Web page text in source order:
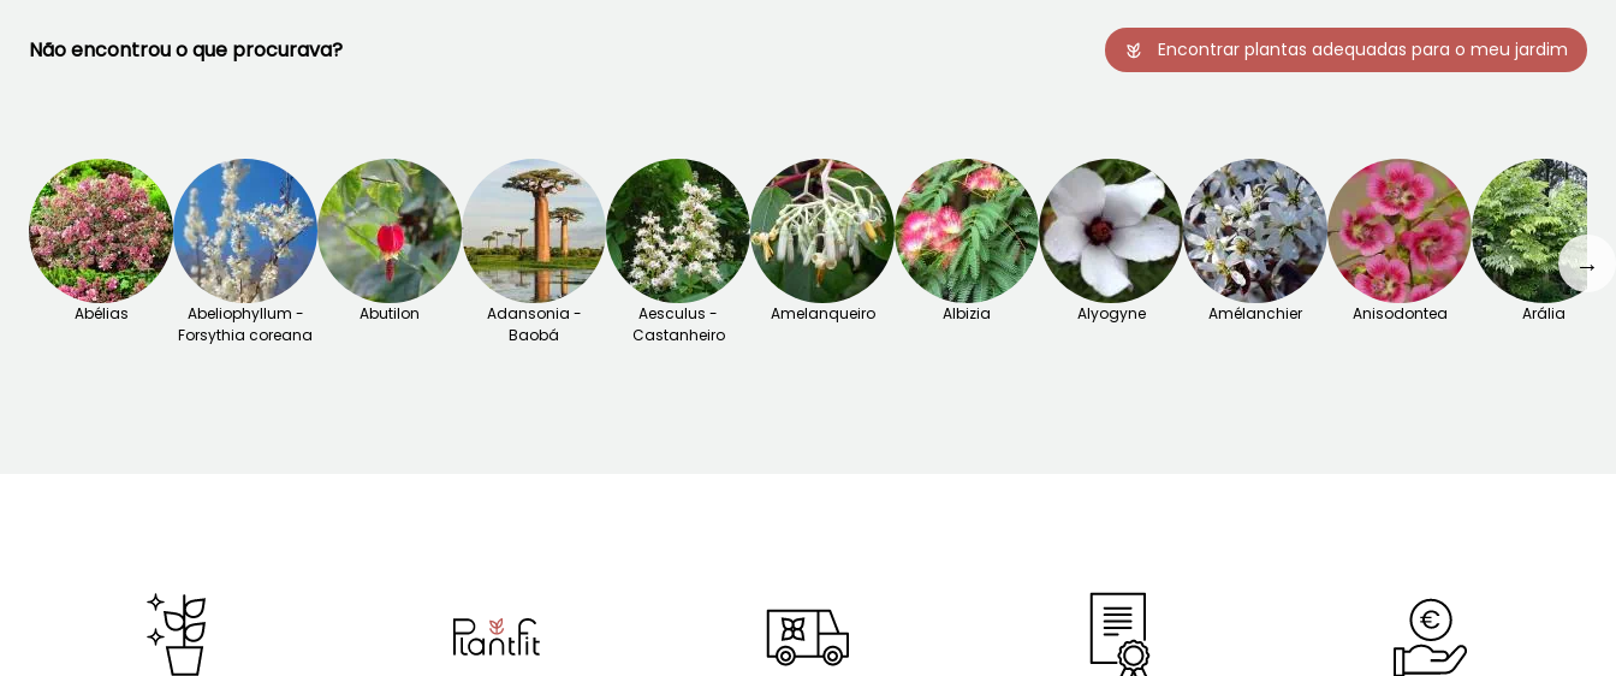
-7 °C e -14 °C para as mais
abrigados.
Para cuidar das suas
Eucryphias, consulte o
nosso guia"Eucryphia:
plantar, cultivar e cuidar"
Não encontrou o que procurava? Encontrar plantas adequadas para o meu jardim
Abélias
Abeliophyllum -
Forsythia coreana
Abutilon
Adansonia -
Baobá
Aesculus -
Castanheiro
Amelanqueiro Albizia Alyogyne Amélanchier Anisodontea Arália
→